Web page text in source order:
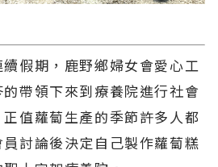
假期，鹿野鄉婦女會愛心工
帶領下來到療養院進行社會
值蘿蔔生產的季節許多人都
討論後決定自己製作蘿蔔糕